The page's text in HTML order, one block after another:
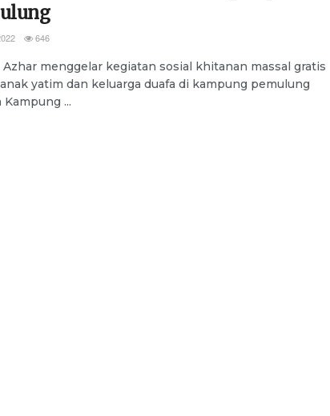
646
Azhar menggelar kegiatan sosial khitanan massal gratis
yatim dan keluarga duafa di kampung pemulung
Kampung ...